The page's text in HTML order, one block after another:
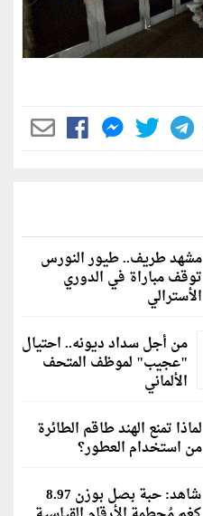
مشهد طريف.. طيور النورس
توقف مباراة في الدوري
الأسترالي
من أجل سداد ديونه.. احتيال
"عجيب" لموظف المتحف
الألماني
لماذا تمنع الهند طاقم الطائرة
من استخدام العطور؟
شاهد: حبة بصل بوزن 8.97